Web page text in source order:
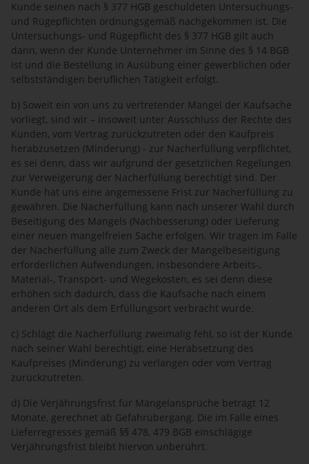
Kunde seinen nach § 377 HGB geschuldeten Untersuchungs-
und Rügepflichten ordnungsgemäß nachgekommen ist. Die
Untersuchungs- und Rügepflicht des § 377 HGB gilt auch
dann, wenn der Kunde Unternehmer im Sinne des § 14 BGB
ist und die Bestellung in Ausübung einer gewerblichen oder
selbstständigen beruflichen Tätigkeit erfolgt.
b) Soweit ein von uns zu vertretender Mangel der Kaufsache
vorliegt, sind wir – insoweit unter Ausschluss der Rechte des
Kunden, vom Vertrag zurückzutreten oder den Kaufpreis
herabzusetzen (Minderung) - zur Nacherfüllung verpflichtet,
es sei denn, dass wir aufgrund der gesetzlichen Regelungen
zur Verweigerung der Nacherfüllung berechtigt sind. Der
Kunde hat uns eine angemessene Frist zur Nacherfüllung zu
gewähren. Die Nacherfüllung kann nach unserer Wahl durch
Beseitigung des Mangels (Nachbesserung) oder Lieferung
einer neuen mangelfreien Sache erfolgen. Wir tragen im Falle
der Nacherfüllung alle zum Zweck der Mangelbeseitigung
erforderlichen Aufwendungen, insbesondere Arbeits-,
Material-, Transport- und Wegekosten, es sei denn diese
erhöhen sich dadurch, dass die Kaufsache nach einem
anderen Ort als dem Erfüllungsort verbracht wurde.
c) Schlägt die Nacherfüllung zweimalig fehl, so ist der Kunde
nach seiner Wahl berechtigt, eine Herabsetzung des
Kaufpreises (Minderung) zu verlangen oder vom Vertrag
zurückzutreten.
d) Die Verjährungsfrist für Mängelansprüche beträgt 12
Monate, gerechnet ab Gefahrübergang. Die im Falle eines
Lieferregresses gemäß §§ 478, 479 BGB einschlägige
Verjährungsfrist bleibt hiervon unberührt.